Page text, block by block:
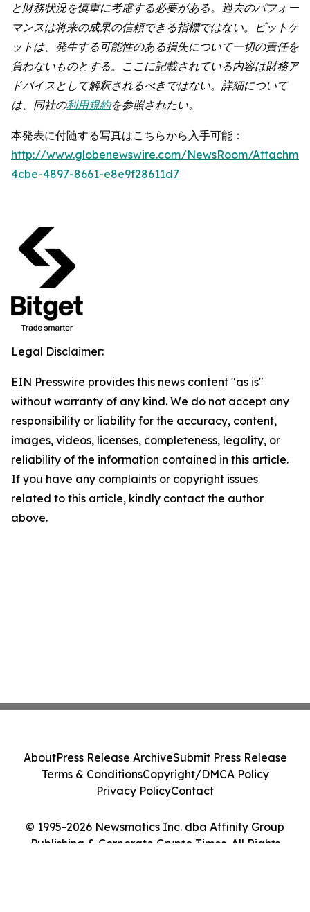
と財務状況を慎重に考慮する必要がある。過去のパフォー
マンスは将来の成果の信頼できる指標ではない。ビットゲ
ットは、発生する可能性のある損失について一切の責任を
負わないものとする。ここに記載されている内容は財務ア
ドバイスとして解釈されるべきではない。詳細について
は、同社の利用規約を参照されたい。
本発表に付随する写真はこちらから入手可能：
http://www.globenewswire.com/NewsRoom/
4cbe-4897-8661-e8e9f28611d7
Legal Disclaimer:
EIN Presswire provides this news content "as is"
without warranty of any kind. We do not accept any
responsibility or liability for the accuracy, content,
images, videos, licenses, completeness, legality, or
reliability of the information contained in this article.
If you have any complaints or copyright issues
related to this article, kindly contact the author
above.
© 1995-2026 Newsmatics Inc. dba Affinity Group
Publishing & Corporate Crypto Times. All Rights
AboutPress Release ArchiveSubmit Press Release
Terms & ConditionsCopyright/DMCA Policy
Privacy PolicyContact